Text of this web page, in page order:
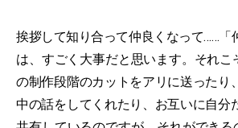
挨拶して知り合って仲良くなって……「
は、すごく大事だと思います。それこ
の制作段階のカットをアリに送ったり
中の話をしてくれたり、お互いに自分